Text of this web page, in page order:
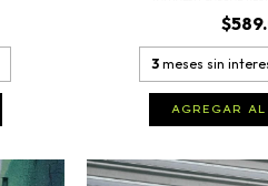
3 meses sin
AGREGAR